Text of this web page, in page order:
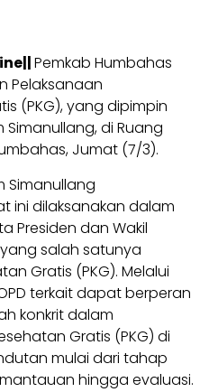
Pemkab Humbahas
Pelaksanaan
(PKG), yang dipimpin
di Ruang
Jumat (7/3).
Simanullang
ini dilaksanakan dalam
Presiden dan Wakil
salah satunya
Gratis (PKG). Melalui
terkait dapat berperan
konkrit dalam
Gratis (PKG) di
mulai dari tahap
hingga evaluasi.